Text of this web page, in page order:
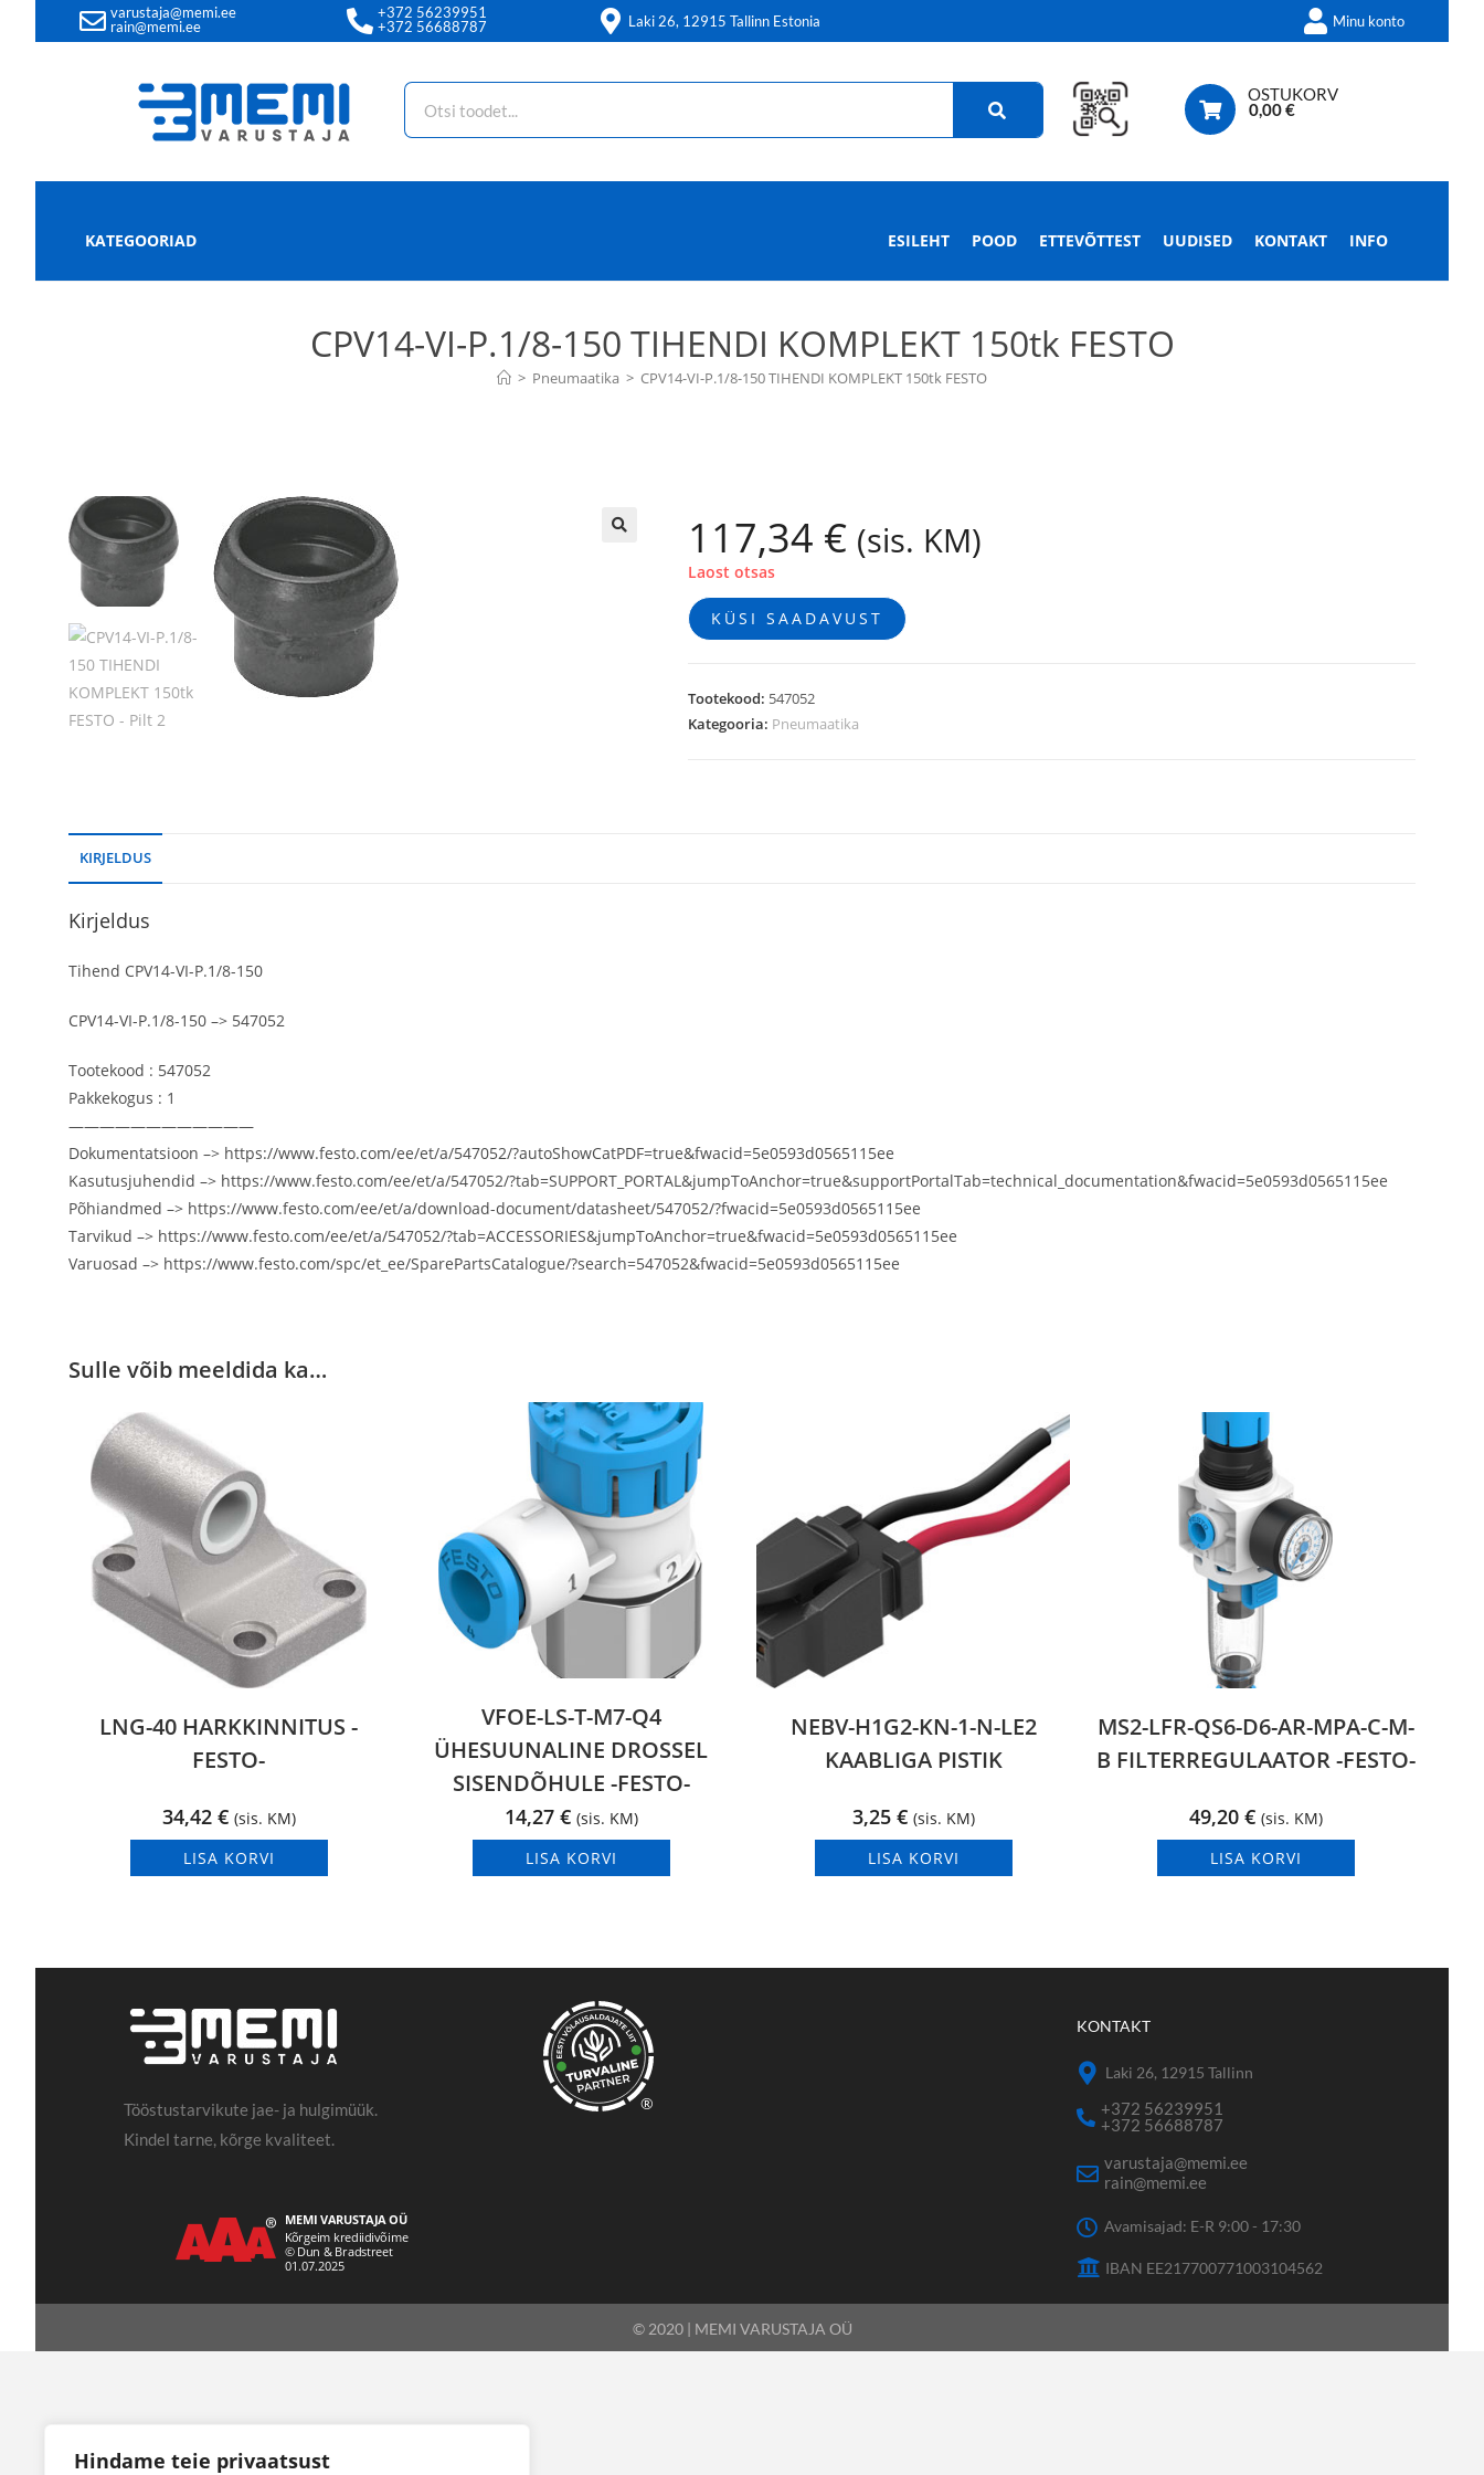
Hindame teie privaatsust
varustaja@memi.ee
rain@memi.ee
+372 56239951
+372 56688787
Laki 26, 12915 Tallinn Estonia Minu konto
OSTUKORV
0,00€
KATEGOORIAD ESILEHT POOD ETTEVÕTTEST UUDISED KONTAKT INFO
CPV14-VI-P.1/8-150 TIHENDI KOMPLEKT 150tk FESTO
> Pneumaatika > CPV14-VI-P.1/8-150 TIHENDI KOMPLEKT 150tk FESTO
117,34 € (sis. KM)
Laost otsas
KÜSI SAADAVUST
Tootekood: 547052
Kategooria: Pneumaatika
KIRJELDUS
Kirjeldus
Tihend CPV14-VI-P.1/8-150
CPV14-VI-P.1/8-150 –> 547052
Tootekood : 547052
Pakkekogus : 1
————————————
Dokumentatsioon –> https://www.festo.com/ee/et/a/547052/?autoShowCatPDF=true&fwacid=5e0593d0565115ee
Kasutusjuhendid –> https://www.festo.com/ee/et/a/547052/?tab=SUPPORT_PORTAL&jumpToAnchor=true&supportPortalTab=technical_documentation&fwacid=5e0593d0565115ee
Põhiandmed –> https://www.festo.com/ee/et/a/download-document/datasheet/547052/?fwacid=5e0593d0565115ee
Tarvikud –> https://www.festo.com/ee/et/a/547052/?tab=ACCESSORIES&jumpToAnchor=true&fwacid=5e0593d0565115ee
Varuosad –> https://www.festo.com/spc/et_ee/SparePartsCatalogue/?search=547052&fwacid=5e0593d0565115ee
Sulle võib meeldida ka…
LNG-40 HARKKINNITUS -
FESTO-
34,42 € (sis. KM)
LISA KORVI
VFOE-LS-T-M7-Q4
ÜHESUUNALINE DROSSEL
SISENDÕHULE -FESTO-
14,27 € (sis. KM)
LISA KORVI
NEBV-H1G2-KN-1-N-LE2
KAABLIGA PISTIK
3,25 € (sis. KM)
LISA KORVI
MS2-LFR-QS6-D6-AR-MPA-C-M-
B FILTERREGULAATOR -FESTO-
49,20 € (sis. KM)
LISA KORVI
Tööstustarvikute jae- ja hulgimüük.
Kindel tarne, kõrge kvaliteet.
®
KONTAKT
Laki 26, 12915 Tallinn
+372 56239951
+372 56688787
varustaja@memi.ee
rain@memi.ee
Avamisajad: E-R 9:00 - 17:30
IBAN EE217700771003104562
© 2020 | MEMI VARUSTAJA OÜ